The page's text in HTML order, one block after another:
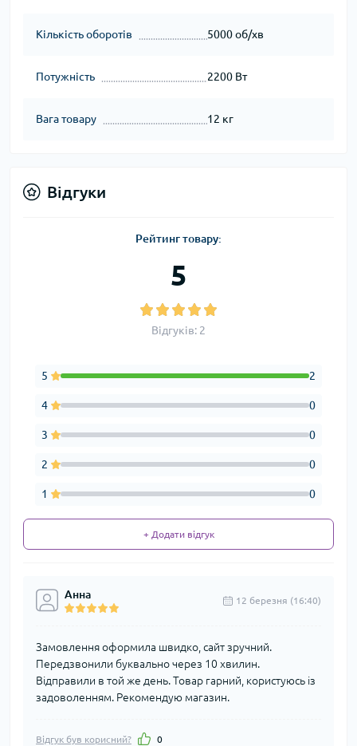
Кількість оборотів 5000 об/хв
Потужність 2200 Вт
Вага товару 12 кг
Відгуки
Рейтинг товару:
5
Відгуків: 2
5 2
4 0
3 0
2 0
1 0
+ Додати відгук
Анна 12 березня (16:40)
Замовлення оформила швидко, сайт зручний.
Передзвонили буквально через 10 хвилин.
Відправили в той же день. Товар гарний, користуюсь із
задоволенням. Рекомендую магазин.
Відгук був корисний? 0